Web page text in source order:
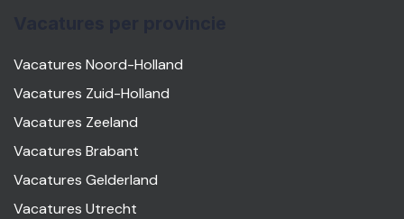
Vacatures Noord-Holland
Vacatures Zuid-Holland
Vacatures Zeeland
Vacatures Brabant
Vacatures Gelderland
Vacatures Utrecht